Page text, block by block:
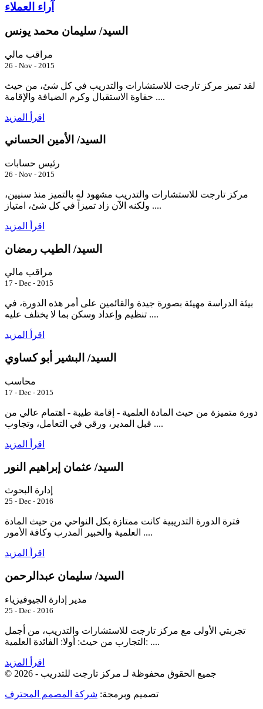
آراء العملاء
السيد/ سليمان محمد يونس
مراقب مالي
26 - Nov - 2015
لقد تميز مركز تارجت للاستشارات والتدريب في كل شئ، من حيث
حفاوة الاستقبال وكرم الضيافة والإقامة ....
اقرأ المزيد
السيد/ الأمين الحساني
رئيس حسابات
26 - Nov - 2015
مركز تارجت للاستشارات والتدريب مشهود له بالتميز منذ سنيين،
ولكنه الآن زاد تميزاً في كل شئ، امتياز ....
اقرأ المزيد
السيد/ الطيب رمضان
مراقب مالي
17 - Dec - 2015
بيئة الدراسة مهيئة بصورة جيدة والقائمين على أمر هذه الدورة، في
تنظيم وإعداد وسكن بما لا يختلف عليه ....
اقرأ المزيد
السيد/ البشير أبو كساوي
محاسب
17 - Dec - 2015
دورة متميزة من حيث المادة العلمية - إقامة طيبة - اهتمام عالي من
قبل المدير، ورقي في التعامل، وتجاوب ....
اقرأ المزيد
السيد/ عثمان إبراهيم النور
إدارة البحوث
25 - Dec - 2016
فترة الدورة التدريبية كانت ممتازة بكل النواحي من حيث المادة
العلمية والخبير المدرب وكافة الأمور ....
اقرأ المزيد
السيد/ سليمان عبدالرحمن
مدير إدارة الجيوفيزياء
25 - Dec - 2016
تجربتي الأولى مع مركز تارجت للاستشارات والتدريب، من أجمل
التجارب من حيث: أولا: الفائدة العلمية: ....
اقرأ المزيد
© 2026 -
جميع الحقوق محفوظة لـ مركز تارجت للتدريب
تصميم وبرمجة: شركة المصمم المحترف